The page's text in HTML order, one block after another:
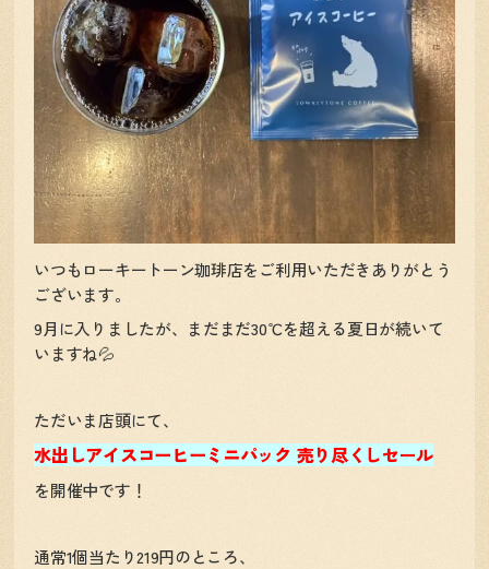
いつもローキートーン珈琲店をご利用いただきありがとう
ございます。
9月に入りましたが、まだまだ30℃を超える夏日が続いて
いますね💦
ただいま店頭にて、
水出しアイスコーヒーミニパック 売り尽くしセール
を開催中です！
通常1個当たり219円のところ、